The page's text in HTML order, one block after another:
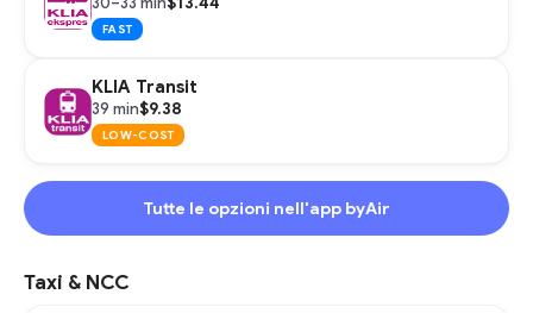
FAST
KLIA Transit
39 min$9.38
LOW-COST
Tutte le opzioni nell'app byAir
Taxi & NCC